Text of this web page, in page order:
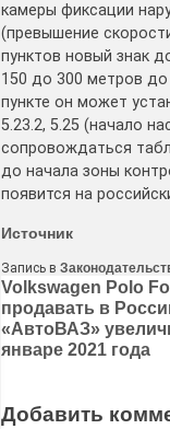
камеры фиксации
(превышение
пунктов новый знак
150 до 300 метров
пункте он может
5.23.2, 5.25 (начало
сопровождаться
до начала зоны
появится на
Источник
Запись в
Навигация
по
записям
Volkswagen Polo
продавать в
«АвтоВАЗ»
январе 2021 года
Добавить